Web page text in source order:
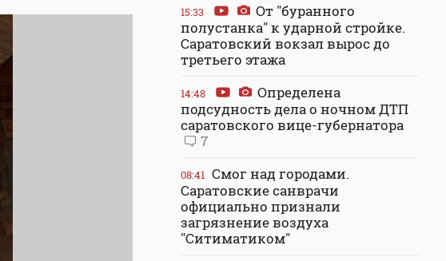
15:33
От "буранного
полустанка" к ударной стройке.
Саратовский вокзал вырос до
третьего этажа
14:48
Определена
подсудность дела о ночном ДТП
саратовского вице-губернатора
7
08:41 Смог над городами.
Саратовские санврачи
официально признали
загрязнение воздуха
"Ситиматиком"